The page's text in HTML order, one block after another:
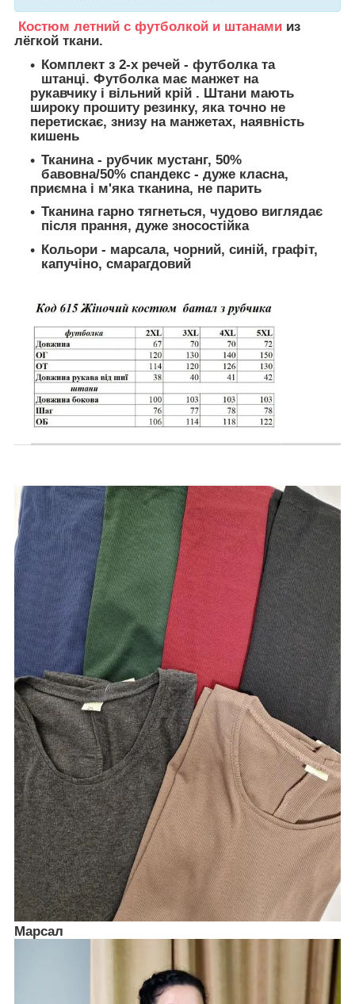
Костюм летний с футболкой и штанами из
лёгкой ткани.
Комплект з 2-х речей - футболка та
штанці. Футболка має манжет на
рукавчику і вільний крій . Штани мають
широку прошиту резинку, яка точно не
перетискає, знизу на манжетах, наявність
кишень
Тканина - рубчик мустанг, 50%
бавовна/50% спандекс - дуже класна,
приємна і м'яка тканина, не парить
Тканина гарно тягнеться, чудово виглядає
після прання, дуже зносостійка
Кольори - марсала, чорний, синій, графіт,
капучіно, смарагдовий
Марсал